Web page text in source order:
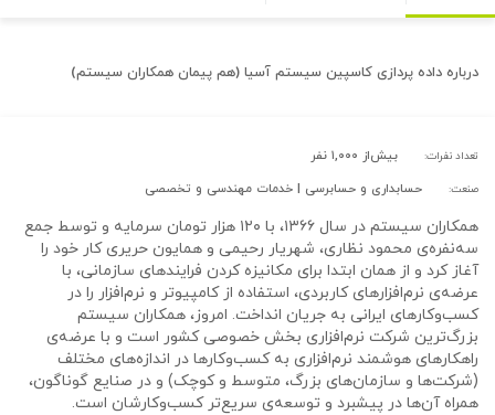
درباره داده پردازی کاسپین سیستم آسیا (هم پیمان همکاران سیستم)
تعداد نفرات: بیش‌از ۱,۰۰۰ نفر
صنعت: حسابداری و حسابرسی | خدمات مهندسی و تخصصی
همکاران سیستم در سال ۱۳۶۶، با ۱۲۰ هزار تومان سرمایه و توسط جمع
سه‌نفره‌ی محمود نظاری، شهریار رحیمی و همایون حریری کار خود را
آغاز کرد و از همان ابتدا برای مکانیزه کردن فرایندهای سازمانی، با
عرضه‌ی نرم‌افزارهای کاربردی، استفاده از کامپیوتر و نرم‌افزار را در
کسب‌وکارهای ایرانی به جریان انداخت. امروز، همکاران سیستم
بزرگ‌ترین شرکت نرم‌افزاری بخش خصوصی کشور است و با عرضه‌ی
راهکارهای هوشمند نرم‌افزاری به کسب‌وکارها در اندازه‌های مختلف
(شرکت‌ها و سازمان‌های بزرگ، متوسط و کوچک) و در صنایع گوناگون،
همراه آن‌ها در پیشبرد و توسعه‌ی سریع‌تر کسب‌وکارشان است.